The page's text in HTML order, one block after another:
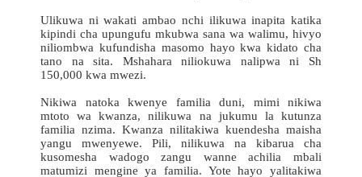
Ulikuwa ni wakati ambao nchi ilikuwa inapita katika
kipindi cha upungufu mkubwa sana wa walimu, hivyo
niliombwa kufundisha masomo hayo kwa kidato cha
tano na sita. Mshahara niliokuwa nalipwa ni Sh
150,000 kwa mwezi.
Nikiwa natoka kwenye familia duni, mimi nikiwa
mtoto wa kwanza, nilikuwa na jukumu la kutunza
familia nzima. Kwanza nilitakiwa kuendesha maisha
yangu mwenyewe. Pili, nilikuwa na kibarua cha
kusomesha wadogo zangu wanne achilia mbali
matumizi mengine ya familia. Yote hayo yalitakiwa